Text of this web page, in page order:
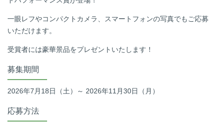
一眼レフやコンパクトカメラ、スマートフォンの写真でもご応募
いただけます。
受賞者には豪華景品をプレゼントいたします！
募集期間
2026年7 月 18日（土）～ 2026年11 月30日（月）
応募方法